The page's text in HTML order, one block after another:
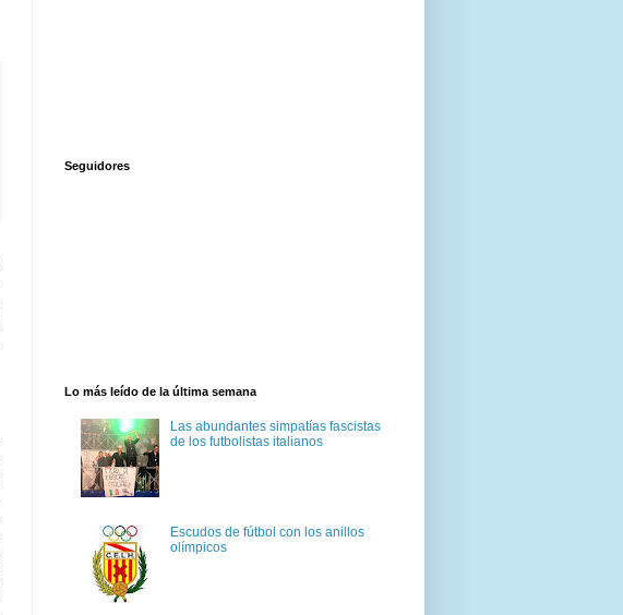
Seguidores
Lo más leído de la última semana
Las abundantes simpatías fascistas
de los futbolistas italianos
Escudos de fútbol con los anillos
olímpicos